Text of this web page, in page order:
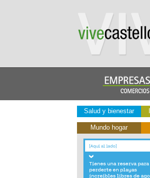
Salud y bienestar
Mundo hogar